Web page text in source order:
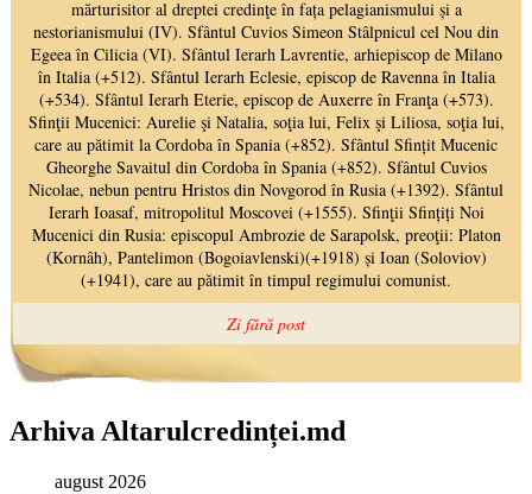
Arhiva Altarulcredinței.md
august 2026